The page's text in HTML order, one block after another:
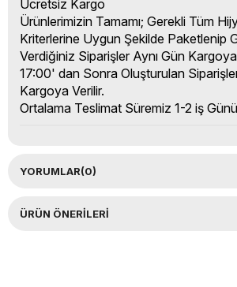
Ücretsiz Kargo
Ürünlerimizin Tamamı; Gerekli Tüm
Kriterlerine Uygun Şekilde Paketlenip
Verdiğiniz Siparişler Aynı Gün
17:00' dan Sonra Oluşturulan
Kargoya Verilir.
Ortalama Teslimat Süremiz 1-2 iş
YORUMLAR(0)
ÜRÜN ÖNERILERI